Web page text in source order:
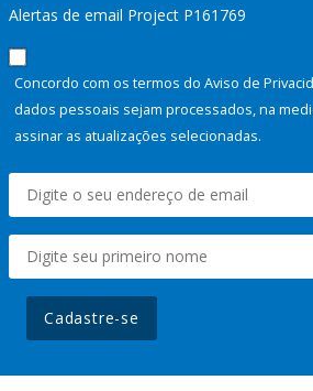
Alertas de email Project P161769
Concordo com os termos do Aviso de
dados pessoais sejam processados, na
assinar as atualizações selecionadas.
Cadastre-se